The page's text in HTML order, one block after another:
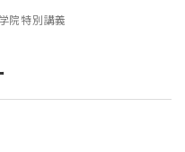
院特別講義